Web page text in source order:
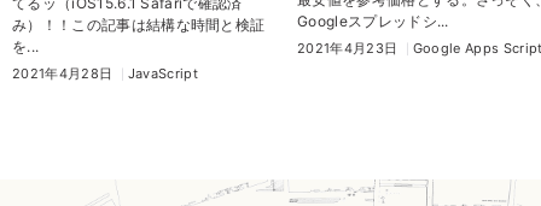
み）！！この記事は結構な時間と検証
を...
2021年4月28日 JavaScript
Googleスプレッドシ...
2021年4月23日 Google Apps